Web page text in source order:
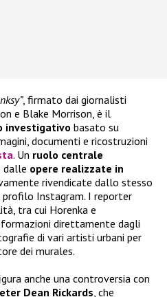
, firmato dai giornalisti
e Blake Morrison, è il
investigativo basato su
documenti e ricostruzioni
. Un ruolo centrale
dalle opere realizzate in
rivendicate dallo stesso
Instagram. I reporter
tra cui Horenka e
direttamente dagli
di vari artisti urbani per
dei murales.
anche una controversia con
Dean Rickards, che